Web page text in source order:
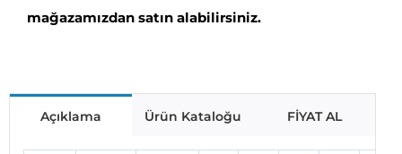
mağazamızdan satın alabilirsiniz.
Açıklama Ürün Kataloğu FİYAT AL